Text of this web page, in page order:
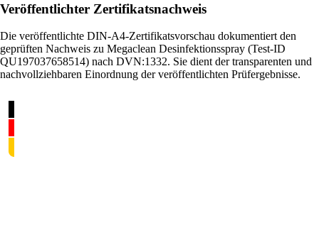
Veröffentlichter Zertifikatsnachweis
Die veröffentlichte DIN-A4-Zertifikatsvorschau dokumentiert den
geprüften Nachweis zu Megaclean Desinfektionsspray (Test-ID
QU197037658514) nach DVN:1332. Sie dient der transparenten und
nachvollziehbaren Einordnung der veröffentlichten Prüfergebnisse.